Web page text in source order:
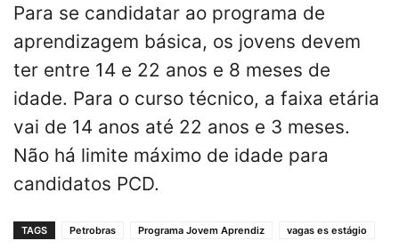
Para se candidatar ao programa de
aprendizagem básica, os jovens devem
ter entre 14 e 22 anos e 8 meses de
idade. Para o curso técnico, a faixa etária
vai de 14 anos até 22 anos e 3 meses.
Não há limite máximo de idade para
candidatos PCD.
TAGS Petrobras Programa Jovem Aprendiz vagas es estágio